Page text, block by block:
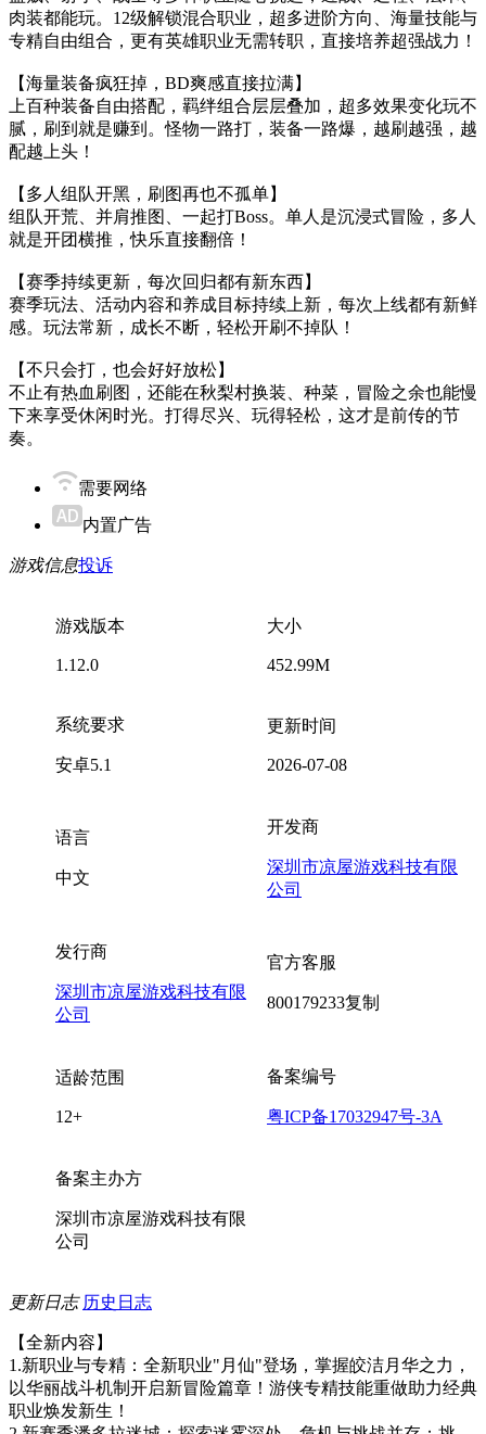
肉装都能玩。12级解锁混合职业，超多进阶方向、海量技能与
专精自由组合，更有英雄职业无需转职，直接培养超强战力！
【海量装备疯狂掉，BD爽感直接拉满】
上百种装备自由搭配，羁绊组合层层叠加，超多效果变化玩不
腻，刷到就是赚到。怪物一路打，装备一路爆，越刷越强，越
配越上头！
【多人组队开黑，刷图再也不孤单】
组队开荒、并肩推图、一起打Boss。单人是沉浸式冒险，多人
就是开团横推，快乐直接翻倍！
【赛季持续更新，每次回归都有新东西】
赛季玩法、活动内容和养成目标持续上新，每次上线都有新鲜
感。玩法常新，成长不断，轻松开刷不掉队！
【不只会打，也会好好放松】
不止有热血刷图，还能在秋梨村换装、种菜，冒险之余也能慢
下来享受休闲时光。打得尽兴、玩得轻松，这才是前传的节
奏。
需要网络
内置广告
游戏信息投诉
游戏版本
1.12.0
大小
452.99M
系统要求
安卓5.1
更新时间
2026-07-08
语言
中文
开发商
深圳市凉屋游戏科技有限
公司
发行商
深圳市凉屋游戏科技有限
公司
官方客服
800179233复制
适龄范围
12+
备案编号
粤ICP备17032947号-3A
备案主办方
深圳市凉屋游戏科技有限
公司
更新日志 历史日志
【全新内容】
1.新职业与专精：全新职业"月仙"登场，掌握皎洁月华之力，
以华丽战斗机制开启新冒险篇章！游侠专精技能重做助力经典
职业焕发新生！